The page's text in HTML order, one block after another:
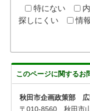
特にない
探しにくい
情
このページに関するお
秋田市企画政策部 広
〒010-8560 秋田市